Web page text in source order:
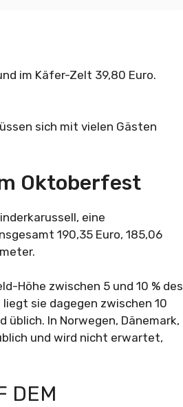
im Käfer-Zelt 39,80 Euro.
sich mit vielen Gästen
Oktoberfest
eine
190,35 Euro, 185,06
Höhe zwischen 5 und 10 % des
sie dagegen zwischen 10
üblich. In Norwegen, Dänemark,
und wird nicht erwartet,
DEM